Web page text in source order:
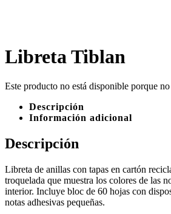
Libreta Tiblan
Este producto no está disponible porque
Descripción
Información adicional
Descripción
Libreta de anillas con tapas en cartón
troquelada que muestra los colores de las
interior. Incluye bloc de 60 hojas con
notas adhesivas pequeñas.